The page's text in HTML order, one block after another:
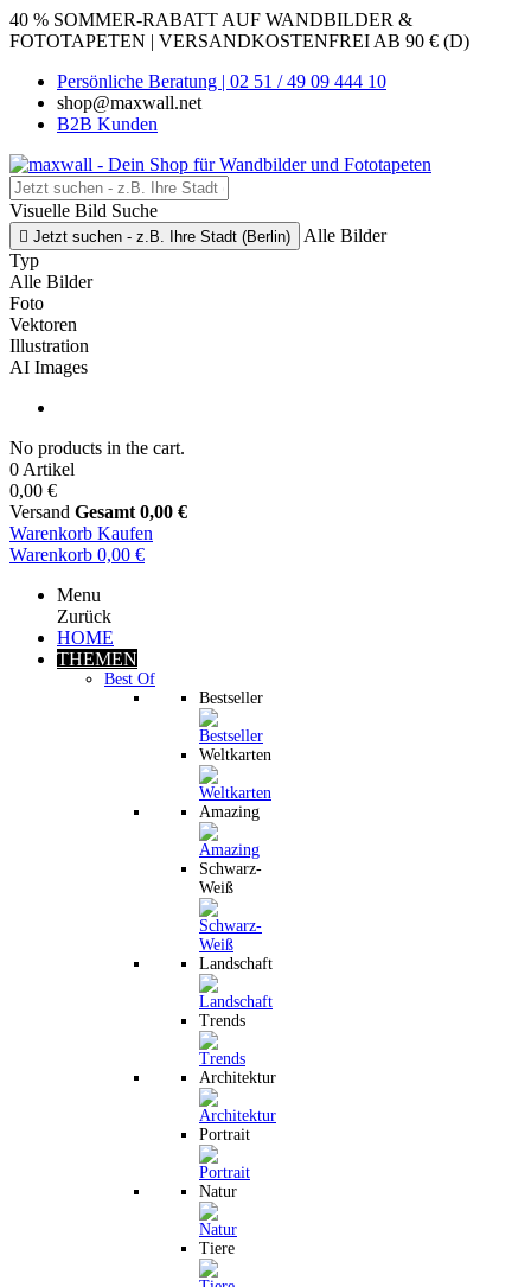
40 % SOMMER-RABATT AUF WANDBILDER &
FOTOTAPETEN | VERSANDKOSTENFREI AB 90 € (D)
Persönliche Beratung | 02 51 / 49 09 444 10
shop@maxwall.net
B2B Kunden
Visuelle Bild Suche
 Jetzt suchen - z.B. Ihre Stadt (Berlin)
Alle Bilder
Typ
Alle Bilder
Foto
Vektoren
Illustration
AI Images
No products in the cart.
0 Artikel
0,00 €
Versand Gesamt 0,00 €
Warenkorb Kaufen
Warenkorb 0,00 €
Menu
Zurück
HOME
THEMEN
Best Of
Bestseller
Weltkarten
Amazing
Schwarz-
Weiß
Landschaft
Trends
Architektur
Portrait
Natur
Tiere